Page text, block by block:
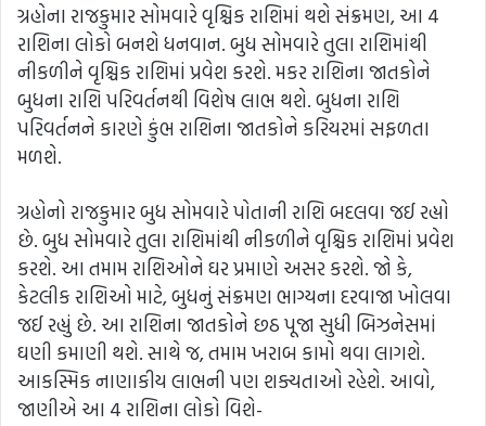
ગ્રહોના રાજકુમાર સોમવારે વૃશ્ચિક રાશિમાં થશે સંક્રમણ, આ 4
રાશિના લોકો બનશે ધનવાન. બુધ સોમવારે તુલા રાશિમાંથી
નીકળીને વૃશ્ચિક રાશિમાં પ્રવેશ કરશે. મકર રાશિના જાતકોને
બુધના રાશિ પરિવર્તનથી વિશેષ લાભ થશે. બુધના રાશિ
પરિવર્તનને કારણે કુંભ રાશિના જાતકોને કરિયરમાં સફળતા
મળશે.
ગ્રહોનો રાજકુમાર બુધ સોમવારે પોતાની રાશિ બદલવા જઈ રહ્યો
છે. બુધ સોમવારે તુલા રાશિમાંથી નીકળીને વૃશ્ચિક રાશિમાં પ્રવેશ
કરશે. આ તમામ રાશિઓને ઘર પ્રમાણે અસર કરશે. જો કે,
કેટલીક રાશિઓ માટે, બુધનું સંક્રમણ ભાગ્યના દરવાજા ખોલવા
જઈ રહ્યું છે. આ રાશિના જાતકોને છઠ પૂજા સુધી બિઝનેસમાં
ઘણી કમાણી થશે. સાથે જ, તમામ ખરાબ કામો થવા લાગશે.
આકસ્મિક નાણાકીય લાભની પણ શક્યતાઓ રહેશે. આવો,
જાણીએ આ 4 રાશિના લોકો વિશે-